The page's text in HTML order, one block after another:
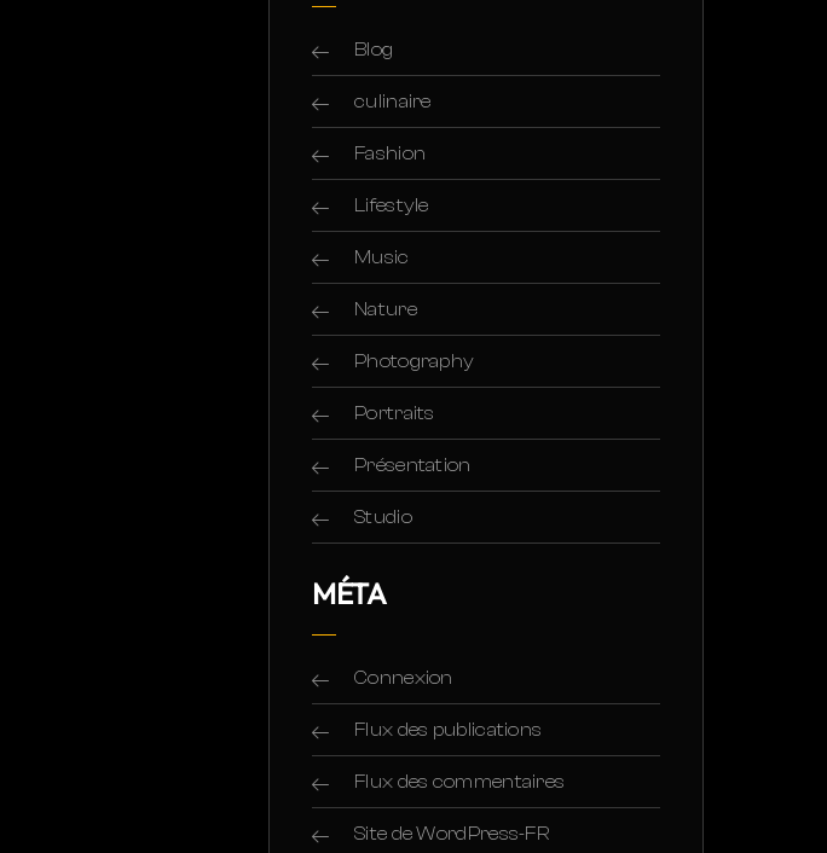
Blog
culinaire
Fashion
Lifestyle
Music
Nature
Photography
Portraits
Présentation
Studio
MÉTA
Connexion
Flux des publications
Flux des commentaires
Site de WordPress-FR